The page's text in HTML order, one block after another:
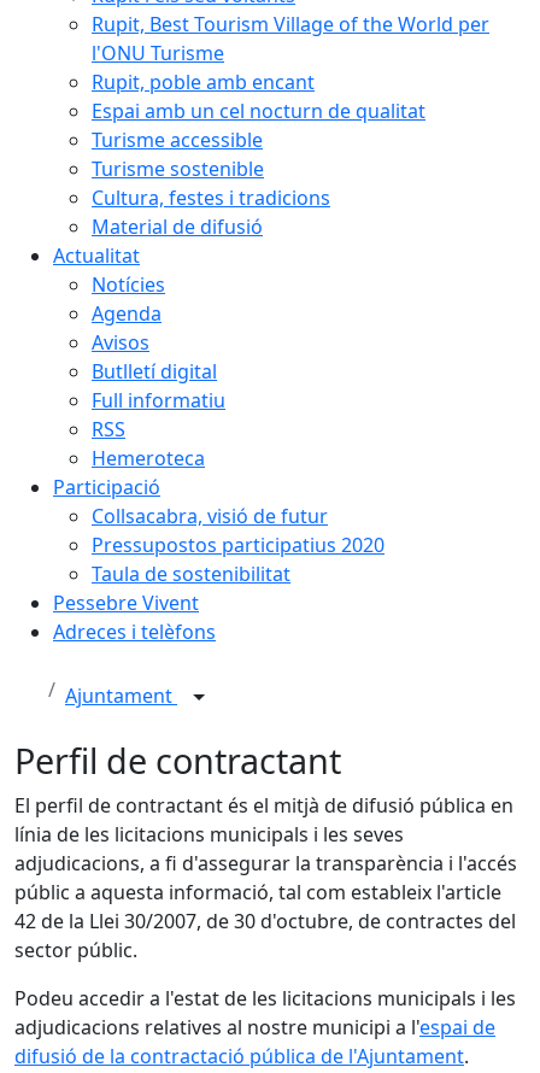
Rupit, Best Tourism Village of the World per
l'ONU Turisme
Rupit, poble amb encant
Espai amb un cel nocturn de qualitat
Turisme accessible
Turisme sostenible
Cultura, festes i tradicions
Material de difusió
Actualitat
Notícies
Agenda
Avisos
Butlletí digital
Full informatiu
RSS
Hemeroteca
Participació
Collsacabra, visió de futur
Pressupostos participatius 2020
Taula de sostenibilitat
Pessebre Vivent
Adreces i telèfons
Ajuntament
Perfil de contractant
El perfil de contractant és el mitjà de difusió pública en
línia de les licitacions municipals i les seves
adjudicacions, a fi d'assegurar la transparència i l'accés
públic a aquesta informació, tal com estableix l'article
42 de la Llei 30/2007, de 30 d'octubre, de contractes del
sector públic.
Podeu accedir a l'estat de les licitacions municipals i les
adjudicacions relatives al nostre municipi a l'espai de
difusió de la contractació pública de l'Ajuntament.